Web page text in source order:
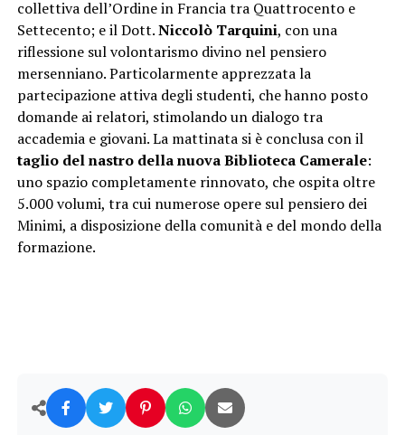
collettiva dell’Ordine in Francia tra Quattrocento e
Settecento; e il Dott.Niccolò Tarquini, con una
riflessione sul volontarismo divino nel pensiero
mersenniano. Particolarmente apprezzata la
partecipazione attiva degli studenti, che hanno posto
domande ai relatori, stimolando un dialogo tra
accademia e giovani. La mattinata si è conclusa con il
taglio del nastro della nuova Biblioteca Camerale:
uno spazio completamente rinnovato, che ospita oltre
5.000 volumi, tra cui numerose opere sul pensiero dei
Minimi, a disposizione della comunità e del mondo della
formazione.